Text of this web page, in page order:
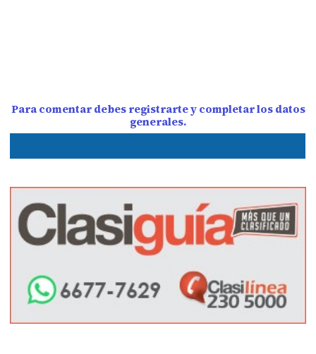
Para comentar debes registrarte y completar los datos
generales.